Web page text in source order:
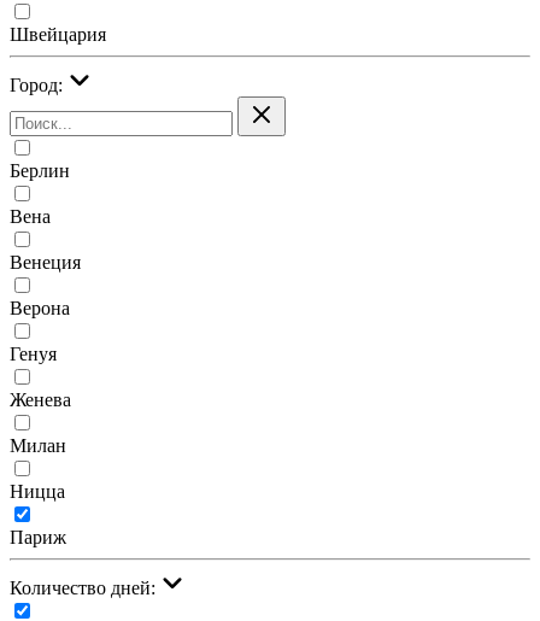
Швейцария
Город:
Берлин
Вена
Венеция
Верона
Генуя
Женева
Милан
Ницца
Париж
Количество дней: